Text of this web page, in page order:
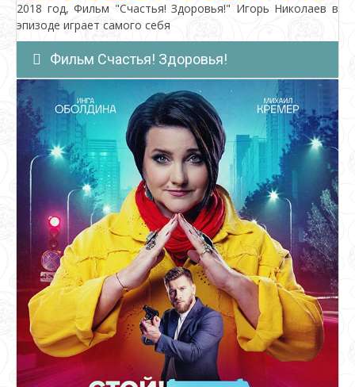
2018 год, Фильм "Счастья! Здоровья!" Игорь Николаев в
эпизоде играет самого себя
Фильм Счастья! Здоровья!